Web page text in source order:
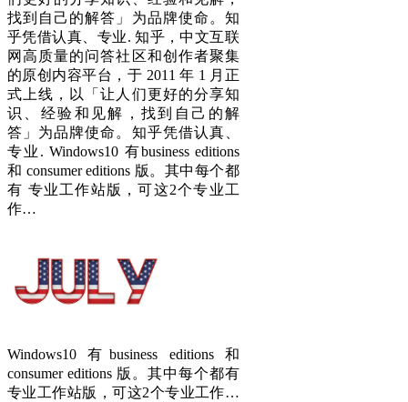
找到自己的解答」为品牌使命。知
乎凭借认真、专业. 知乎，中文互联
网高质量的问答社区和创作者聚集
的原创内容平台，于 2011 年 1 月正
式上线，以「让人们更好的分享知
识、经验和见解，找到自己的解
答」为品牌使命。知乎凭借认真、
专业. Windows10 有business editions
和 consumer editions 版。其中每个都
有 专业工作站版，可这2个专业工
作…
Windows10 有business editions 和
consumer editions 版。其中每个都有
专业工作站版，可这2个专业工作…